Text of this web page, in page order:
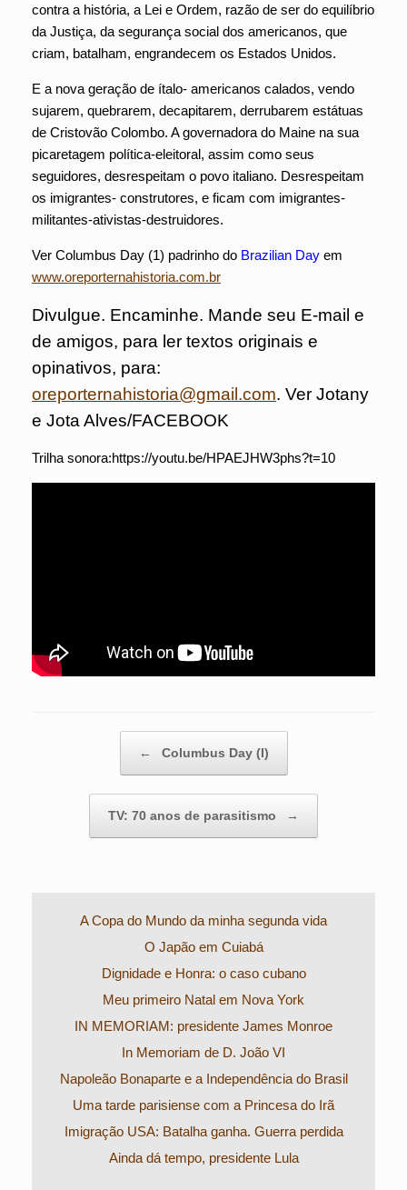
contra a história, a Lei e Ordem, razão de ser do equilíbrio
da Justiça, da segurança social dos americanos, que
criam, batalham, engrandecem os Estados Unidos.
E a nova geração de ítalo- americanos calados, vendo
sujarem, quebrarem, decapitarem, derrubarem estátuas
de Cristovão Colombo. A governadora do Maine na sua
picaretagem política-eleitoral, assim como seus
seguidores, desrespeitam o povo italiano. Desrespeitam
os imigrantes- construtores, e ficam com imigrantes-
militantes-ativistas-destruidores.
Ver Columbus Day (1) padrinho do Brazilian Day em
www.oreporternahistoria.com.br
Divulgue. Encaminhe. Mande seu E-mail e
de amigos, para ler textos originais e
opinativos, para:
oreporternahistoria@gmail.com. Ver Jotany
e Jota Alves/FACEBOOK
Trilha sonora:https://youtu.be/HPAEJHW3phs?t=10
← Columbus Day (I)
TV: 70 anos de parasitismo →
A Copa do Mundo da minha segunda vida
O Japão em Cuiabá
Dignidade e Honra: o caso cubano
Meu primeiro Natal em Nova York
IN MEMORIAM: presidente James Monroe
In Memoriam de D. João VI
Napoleão Bonaparte e a Independência do Brasil
Uma tarde parisiense com a Princesa do Irã
Imigração USA: Batalha ganha. Guerra perdida
Ainda dá tempo, presidente Lula